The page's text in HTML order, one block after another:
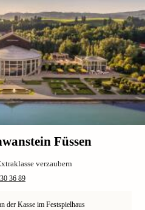
Füssen
verzaubern
36 89
der Kasse im Festspielhaus